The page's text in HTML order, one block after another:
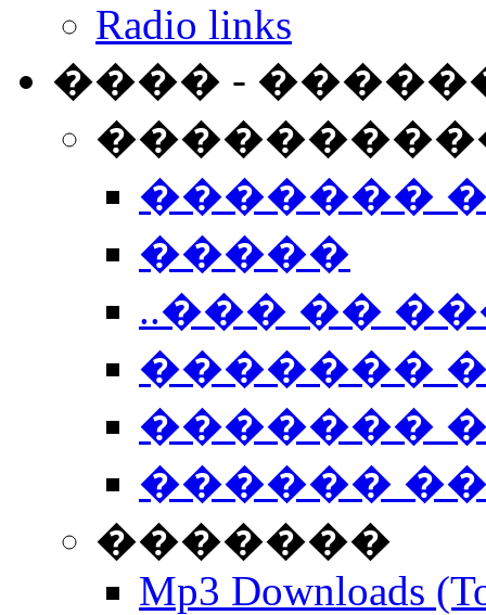
Radio links
���� -
�������
�����
..��� ��
�������
�������
������
�������
Mp3 Downloads